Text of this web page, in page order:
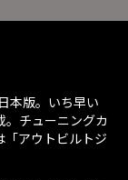
本版。いち早い
チューニングカ
「アウトビルトジ